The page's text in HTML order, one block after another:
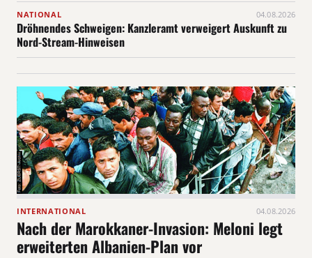
NATIONAL 04.08.2026
Dröhnendes Schweigen: Kanzleramt verweigert Auskunft zu
Nord-Stream-Hinweisen
INTERNATIONAL 04.08.2026
Nach der Marokkaner-Invasion: Meloni legt
erweiterten Albanien-Plan vor